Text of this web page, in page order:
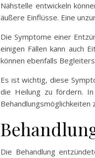
Nähstelle entwickeln
äußere Einflüsse. Eine
Die Symptome einer
einigen Fällen kann auch
können ebenfalls
Es ist wichtig, diese
die Heilung zu fördern.
Behandlungsmöglichkeiten
Die Behandlung